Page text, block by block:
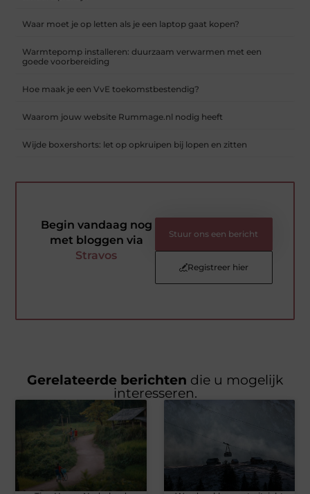
Waar moet je op letten als je een laptop gaat kopen?
Warmtepomp installeren: duurzaam verwarmen met een
goede voorbereiding
Hoe maak je een VvE toekomstbestendig?
Waarom jouw website Rummage.nl nodig heeft
Wijde boxershorts: let op opkruipen bij lopen en zitten
Begin vandaag nog
met bloggen via
Stravos
Stuur ons een bericht
Registreer hier
Gerelateerde berichten die u mogelijk
interesseren.